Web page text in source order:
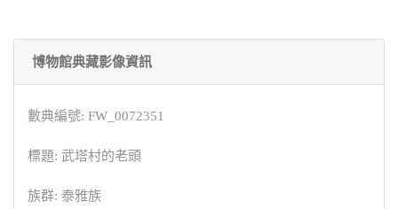
博物館典藏影像資訊
數典編號: FW_0072351
標題: 武塔村的老頭
族群: 泰雅族